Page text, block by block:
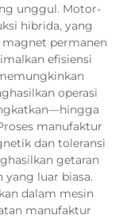
unggul. Motor-
hibrida, yang
permanen
efisiensi
operasi
manufaktur
dan toleransi
getaran
luar biasa.
dalam mesin
manufaktur